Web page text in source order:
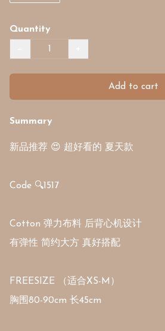
Quantity
Add to cart
Summary
新品推荐 😍 超好看的 夏天款
Code 🔍1517
Cotton 弹力布料 后背心机设计
有弹性 简约大方 真好搭配
FREESIZE （适合XS-M）
胸围80-90cm 长45cm